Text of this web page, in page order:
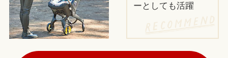
ーとしても活躍